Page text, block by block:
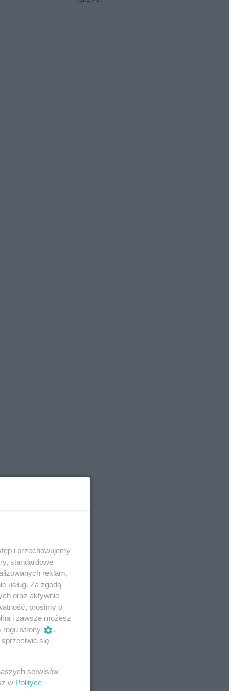
i przechowujemy
standardowe
reklam,
usług. Za zgodą
oraz aktywnie
prosimy o
i zawsze możesz
rogu strony
.
się
serwisów
w Polityce